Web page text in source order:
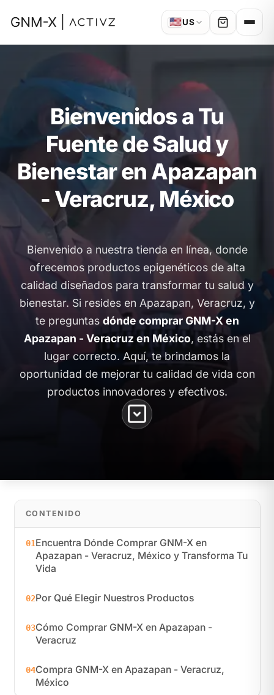
🇺🇸US
Bienvenidos a Tu
Fuente de Salud y
Bienestar en Apazapan
- Veracruz, México
Bienvenido a nuestra tienda en línea, donde
ofrecemos productos epigenéticos de alta
calidad diseñados para transformar tu salud y
bienestar. Si resides en Apazapan, Veracruz, y
te preguntas dónde comprar GNM-X en
Apazapan - Veracruz en México, estás en el
lugar correcto. Aquí, te brindamos la
oportunidad de mejorar tu calidad de vida con
productos innovadores y efectivos.
CONTENIDO
01Encuentra Dónde Comprar GNM-X en
Apazapan - Veracruz, México y Transforma Tu
Vida
02Por Qué Elegir Nuestros Productos
03Cómo Comprar GNM-X en Apazapan -
Veracruz
04Compra GNM-X en Apazapan - Veracruz,
México